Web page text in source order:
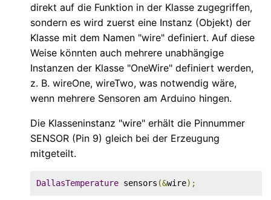
direkt auf die Funktion in der Klasse zugegriffen,
sondern es wird zuerst eine Instanz (Objekt) der
Klasse mit dem Namen "wire" definiert. Auf diese
Weise könnten auch mehrere unabhängige
Instanzen der Klasse "OneWire" definiert werden,
z. B. wireOne, wireTwo, was notwendig wäre,
wenn mehrere Sensoren am Arduino hingen.
Die Klasseninstanz "wire" erhält die Pinnummer
SENSOR (Pin 9) gleich bei der Erzeugung
mitgeteilt.
DallasTemperature sensors (&wire);